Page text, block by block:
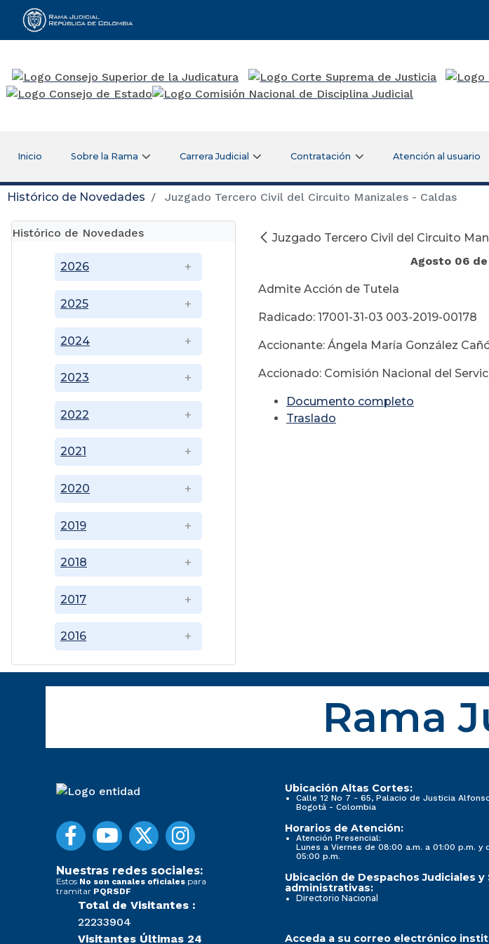
Rama Judicial
Inicio Sobre la Rama Carrera Judicial Contratación Atención al usuario
Histórico de Novedades Juzgado Tercero Civil del Circuito Manizales - Caldas
Histórico de Novedades
2016
2017
2018
2019
2020
2021
2022
2023
2024
2025
2026
Juzgado Tercero Civil del Circuito
Agosto 06 de
Admite Acción de Tutela
Radicado: 17001-31-03 003-2019-00178
Accionante: Ángela María González
Accionado: Comisión Nacional del
Documento completo
Traslado
Rama
Nuestras redes sociales:
Estos No son canales oficiales para
tramitar PQRSDF
Total de Visitantes :
22233904
Visitantes Últimas 24
Ubicación Altas Cortes:
Calle 12 No 7 - 65, Palacio de Justicia
Bogotá - Colombia
Horarios de Atención:
Atención Presencial:
Lunes a Viernes de 08:00 a.m. a 01:00 p.m. y
05:00 p.m.
Ubicación de Despachos Judiciales y
administrativas:
Directorio Nacional
Acceda a su correo electrónico